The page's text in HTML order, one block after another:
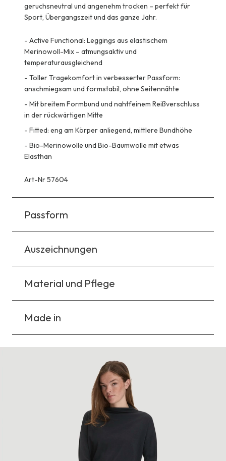
geruchsneutral und angenehm trocken – perfekt für
Sport, Übergangszeit und das ganze Jahr.
- Active Functional: Leggings aus elastischem
Merinowoll-Mix – atmungsaktiv und
temperaturausgleichend
- Toller Tragekomfort in verbesserter Passform:
anschmiegsam und formstabil, ohne Seitennähte
- Mit breitem Formbund und nahtfeinem Reißverschluss
in der rückwärtigen Mitte
- Fitted: eng am Körper anliegend, mittlere Bundhöhe
- Bio-Merinowolle und Bio-Baumwolle mit etwas
Elasthan
Art-Nr 57604
Passform
Auszeichnungen
Material und Pflege
Made in